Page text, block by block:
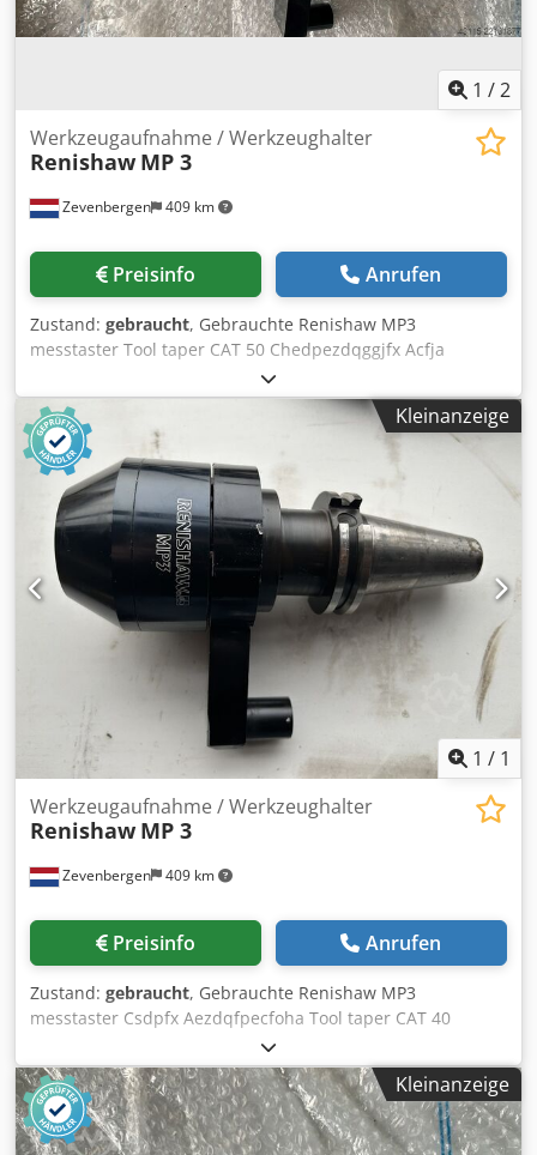
1 /2
Zevenbergen 409 km
Werkzeugaufnahme / Werkzeughalter
Renishaw MP 3
Preisinfo Anrufen
Zustand: gebraucht, Gebrauchte Renishaw MP3
messtaster Tool taper CAT 50 Chedpezdqggjfx Acfja
Kleinanzeige
1 / 1
Zevenbergen 409 km
Werkzeugaufnahme / Werkzeughalter
Renishaw MP 3
Preisinfo Anrufen
Zustand: gebraucht, Gebrauchte Renishaw MP3
messtaster Csdpfx Aezdqfpecfoha Tool taper CAT 40
Kleinanzeige